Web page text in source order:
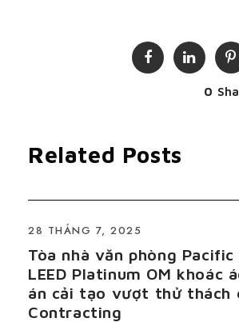
0
Related Posts
28 THÁNG 7, 2025
Tòa nhà văn phòng Pacific
LEED Platinum OM khoác
án cải tạo vượt thử thách
Contracting